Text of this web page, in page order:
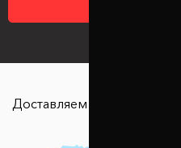
Доставляем в любую точку